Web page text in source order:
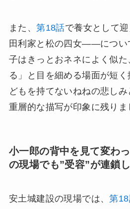
また、第18話で養女として
田利家と松の四女——につい
子はきっとおネネによく似
る」と目を細める場面が短
どもを持てないねねの悲し
重層的な描写が印象に残りま
小一郎の背中を見て変わ
の現場でも”受容”が連鎖
安土城建設の現場では、第